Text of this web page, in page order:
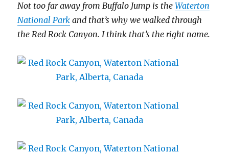
Not too far away from Buffalo Jump is theWaterton
National Park and that’s why we walked through
the Red Rock Canyon. I think that’s the right name.